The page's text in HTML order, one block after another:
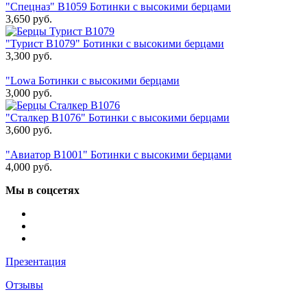
"Спецназ" В1059 Ботинки с высокими берцами
3,650 руб.
"Турист В1079" Ботинки с высокими берцами
3,300 руб.
"Lowa Ботинки с высокими берцами
3,000 руб.
"Сталкер В1076" Ботинки с высокими берцами
3,600 руб.
"Авиатор В1001" Ботинки с высокими берцами
4,000 руб.
Мы в соцсетях
Презентация
Отзывы